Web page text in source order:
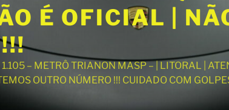
É OFICIAL |
– METRÔ TRIANON MASP – | LITORAL |
OUTRO NÚMERO !!! CUIDADO COM